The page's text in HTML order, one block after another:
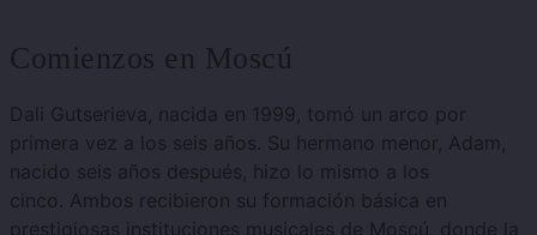
Comienzos en Moscú
Dali Gutserieva, nacida en 1999, tomó un arco por
primera vez a los seis años. Su hermano menor, Adam,
nacido seis años después, hizo lo mismo a los
cinco. Ambos recibieron su formación básica en
prestigiosas instituciones musicales de Moscú, donde la